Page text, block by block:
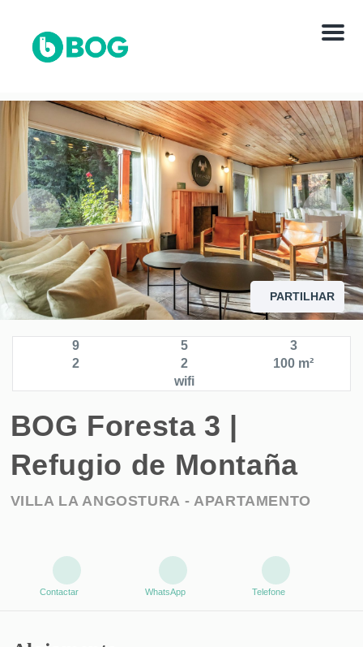
Menú
PARTILHAR
9 5
3
2
2
100 m²
wifi
BOG Foresta 3 |
Refugio de Montaña
VILLA LA ANGOSTURA - APARTAMENTO
Contactar WhatsApp Telefone